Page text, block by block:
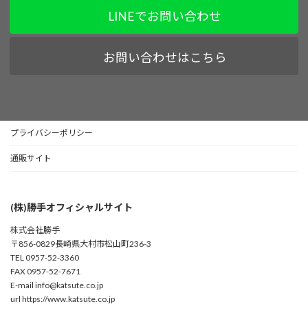
LINEでお問い合わせ
お問い合わせはこちら
プライバシーポリシー
通販サイト
(株)勝手オフィシャルサイト
株式会社勝手
〒856-0829長崎県大村市松山町236-3
TEL 0957-52-3360
FAX 0957-52-7671
E-mail info@katsute.co.jp
url https://www.katsute.co.jp